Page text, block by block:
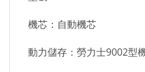
機芯：自動機芯
動力儲存：勞力士9002型